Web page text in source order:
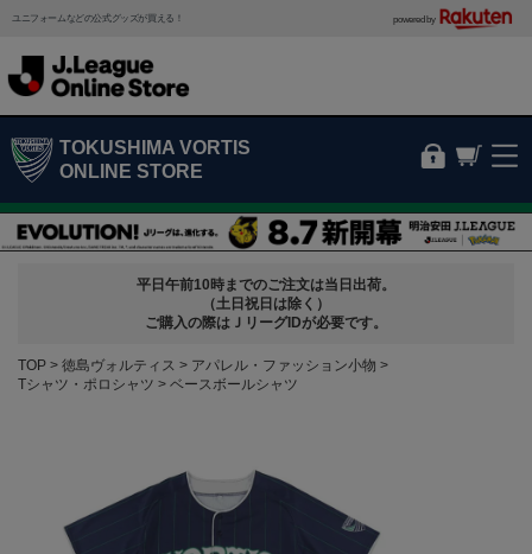
ユニフォームなどの公式グッズが買える！ powered by
TOKUSHIMA VORTIS
ONLINE STORE
平日午前10時までのご注文は当日出荷。
（土日祝日は除く）
ご購入の際はＪリーグIDが必要です。
TOP 徳島ヴォルティス
アパレル・ファッション小物
Tシャツ・ポロシャツ
ベースボールシャツ